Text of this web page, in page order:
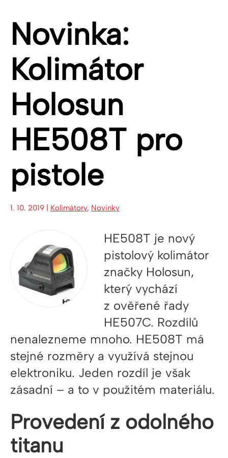
Novinka:
Kolimátor
Holosun
HE508T pro
pistole
1. 10. 2019 | Kolimátory, Novinky
HE508T je nový
pistolový kolimátor
značky Holosun,
který vychází
z ověřené řady
HE507C. Rozdílů
nenalezneme mnoho. HE508T má
stejné rozměry a využívá stejnou
elektroniku. Jeden rozdíl je však
zásadní – a to v použitém materiálu.
Provedení z odolného
titanu